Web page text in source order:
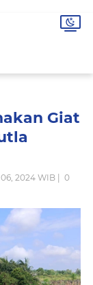
Giat
2024 WIB |
0